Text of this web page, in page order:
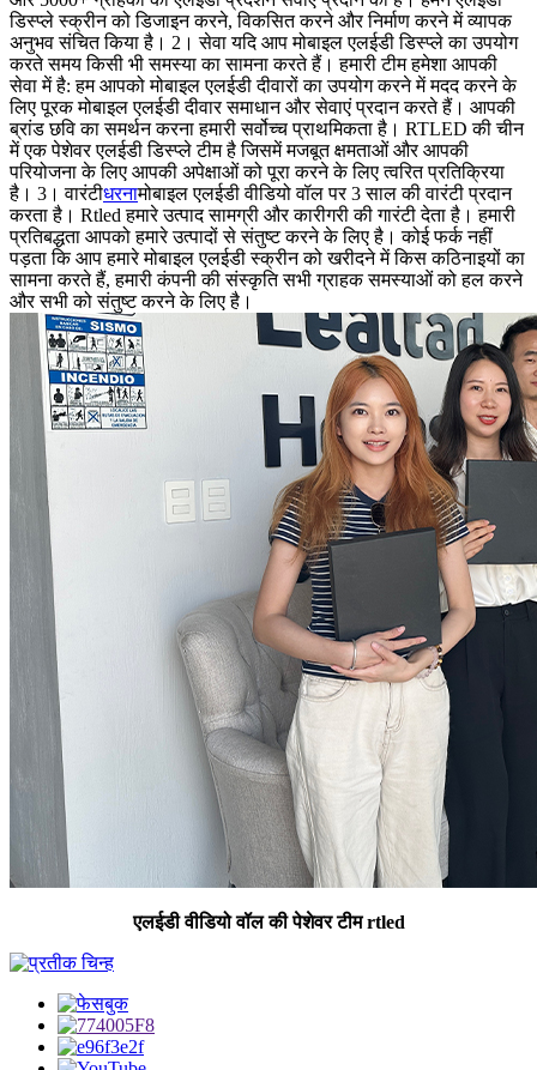
डिस्प्ले स्क्रीन को डिजाइन करने, विकसित करने और निर्माण करने में व्यापक
अनुभव संचित किया है। 2। सेवा यदि आप मोबाइल एलईडी डिस्प्ले का उपयोग
करते समय किसी भी समस्या का सामना करते हैं। हमारी टीम हमेशा आपकी
सेवा में है: हम आपको मोबाइल एलईडी दीवारों का उपयोग करने में मदद करने के
लिए पूरक मोबाइल एलईडी दीवार समाधान और सेवाएं प्रदान करते हैं। आपकी
ब्रांड छवि का समर्थन करना हमारी सर्वोच्च प्राथमिकता है। RTLED की चीन
में एक पेशेवर एलईडी डिस्प्ले टीम है जिसमें मजबूत क्षमताओं और आपकी
परियोजना के लिए आपकी अपेक्षाओं को पूरा करने के लिए त्वरित प्रतिक्रिया
है। 3। वारंटीधरनामोबाइल एलईडी वीडियो वॉल पर 3 साल की वारंटी प्रदान
करता है। Rtled हमारे उत्पाद सामग्री और कारीगरी की गारंटी देता है। हमारी
प्रतिबद्धता आपको हमारे उत्पादों से संतुष्ट करने के लिए है। कोई फर्क नहीं
पड़ता कि आप हमारे मोबाइल एलईडी स्क्रीन को खरीदने में किस कठिनाइयों का
सामना करते हैं, हमारी कंपनी की संस्कृति सभी ग्राहक समस्याओं को हल करने
और सभी को संतुष्ट करने के लिए है।
एलईडी वीडियो वॉल की पेशेवर टीम rtled